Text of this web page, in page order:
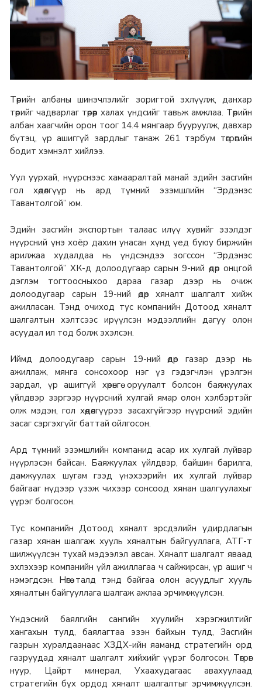
Төрийн албаны шинэчлэлийг зоригтой эхлүүлж, данхар
төрийг чадварлаг төрөөр халах үндсийг тавьж амжлаа. Төрийн
албан хаагчийн орон тоог 14.4 мянгаар бууруулж, давхар
бүтэц, үр ашиггүй зардлыг танаж 261 тэрбум төгрөгийн
бодит хэмнэлт хийлээ.
Уул уурхай, нүүрснээс хамааралтай манай эдийн засгийн
гол хөдөлгүүр нь ард түмний эзэмшлийн “Эрдэнэс
Тавантолгой” юм.
Эдийн засгийн экспортын талаас илүү хувийг эзэлдэг
нүүрсний үнэ хоёр дахин унасан хүнд үед буюу биржийн
арилжаа худалдаа нь үндсэндээ зогссон “Эрдэнэс
Тавантолгой” ХК-д долоодугаар сарын 9-ний өдөр онцгой
дэглэм тогтоосныхоо дараа газар дээр нь очиж
долоодугаар сарын 19-ний өдөр хяналт шалгалт хийж
ажилласан. Тэнд очиход тус компанийн Дотоод хяналт
шалгалтын хэлтсээс ирүүлсэн мэдээллийн дагуу олон
асуудал ил тод болж эхэлсэн.
Иймд долоодугаар сарын 19-ний өдөр газар дээр нь
ажиллаж, мянга сонсохоор нэг үз гэдэгчлэн үрэлгэн
зардал, үр ашиггүй хөрөнгө оруулалт болсон баяжуулах
үйлдвэр зэргээр нүүрсний хулгай ямар олон хэлбэртэйг
олж мэдэн, гол хөдөлгүүрээ засахгүйгээр нүүрсний эдийн
засаг сэргэхгүйг баттай ойлгосон.
Ард түмний эзэмшлийн компанид асар их хулгай луйвар
нүүрлэсэн байсан. Баяжуулах үйлдвэр, байшин барилга,
дамжуулах шугам гээд үнэхээрийн их хулгай луйвар
байгааг нүдээр үзэж чихээр сонсоод хянан шалгуулахыг
үүрэг болгосон.
Тус компанийн Дотоод хяналт эрсдэлийн удирдлагын
газар хянан шалгаж хууль хяналтын байгууллага, АТГ-т
шилжүүлсэн тухай мэдээлэл авсан. Хяналт шалгалт яваад
эхлэхээр компанийн үйл ажиллагаа ч сайжирсан, үр ашиг ч
нэмэгдсэн. Нөгөө талд тэнд байгаа олон асуудлыг хууль
хяналтын байгууллага шалгаж ажлаа эрчимжүүлсэн.
Үндэсний баялгийн сангийн хуулийн хэрэгжилтийг
хангахын тулд, баялагтаа эзэн байхын тулд, Засгийн
газрын хуралдаанаас ХЗДХ-ийн яаманд стратегийн орд
газруудад хяналт шалгалт хийхийг үүрэг болгосон. Төгрөг
нуур, Цайрт минерал, Ухаахудагаас авахуулаад
стратегийн бүх ордод хяналт шалгалтыг эрчимжүүлсэн.